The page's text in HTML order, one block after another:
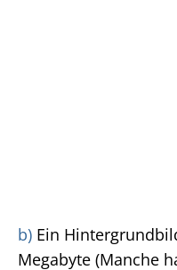
b) Ein
Megabyte (Manche